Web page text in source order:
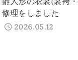
修理をしました
2026.05.12